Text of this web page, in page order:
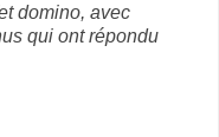
domino, avec
qui ont répondu